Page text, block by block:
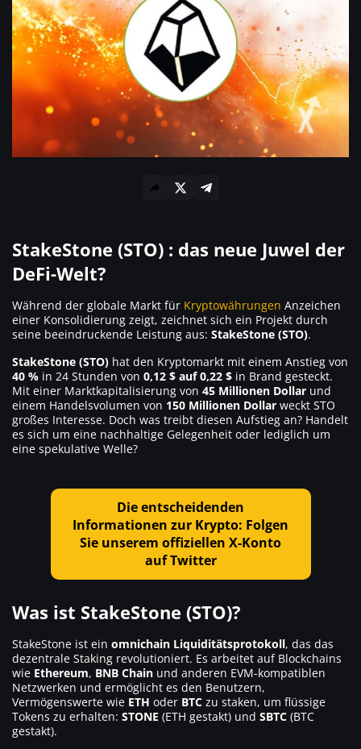
StakeStone (STO) : das neue Juwel der
DeFi-Welt?
Während der globale Markt für Kryptowährungen Anzeichen
einer Konsolidierung zeigt, zeichnet sich ein Projekt durch
seine beeindruckende Leistung aus: StakeStone (STO).
StakeStone (STO) hat den Kryptomarkt mit einem Anstieg von
40 % in 24 Stunden von 0,12 $ auf 0,22 $ in Brand gesteckt.
Mit einer Marktkapitalisierung von 45 Millionen Dollar und
einem Handelsvolumen von 150 Millionen Dollar weckt STO
großes Interesse. Doch was treibt diesen Aufstieg an? Handelt
es sich um eine nachhaltige Gelegenheit oder lediglich um
eine spekulative Welle?
Die entscheidenden
Informationen zur Krypto: Folgen
Sie unserem offiziellen X-Konto
auf Twitter
Was ist StakeStone (STO)?
StakeStone ist ein omnichain Liquiditätsprotokoll, das das
dezentrale Staking revolutioniert. Es arbeitet auf Blockchains
wie Ethereum, BNB Chain und anderen EVM-kompatiblen
Netzwerken und ermöglicht es den Benutzern,
Vermögenswerte wie ETH oder BTC zu staken, um flüssige
Tokens zu erhalten: STONE (ETH gestakt) und SBTC (BTC
gestakt).